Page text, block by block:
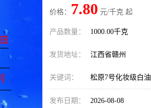
价格： 7.80 元/千克 起
产品数量： 1000.00千克
发货地址： 江西省赣州
关键词： 松原7号化妆级白油
发布日期： 2026-08-08